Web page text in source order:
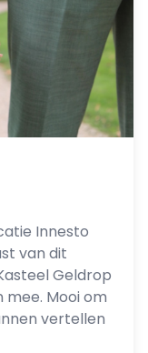
Innesto
van dit
Geldrop
Mooi om
vertellen